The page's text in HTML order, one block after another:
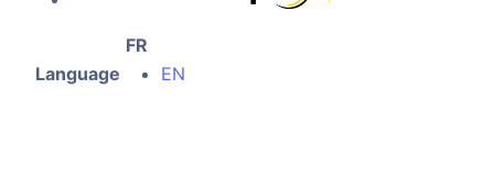
Language
FR
EN